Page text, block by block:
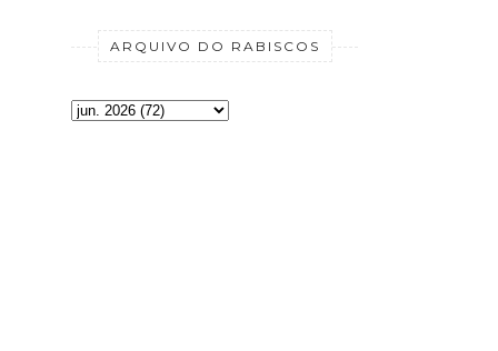
ARQUIVO DO RABISCOS